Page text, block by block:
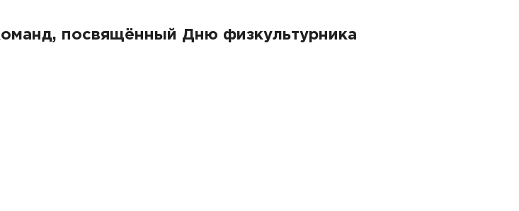
посвящённый Дню физкультурника